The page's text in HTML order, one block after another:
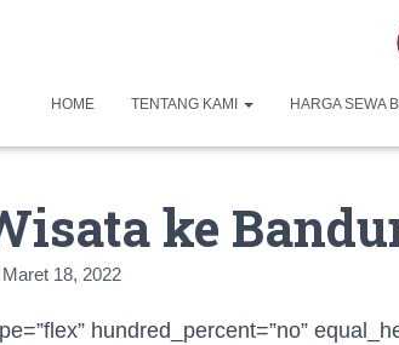
HOME TENTANG KAMI HARGA SEWA
ke
Maret 18, 2022
hundred_percent=”no”